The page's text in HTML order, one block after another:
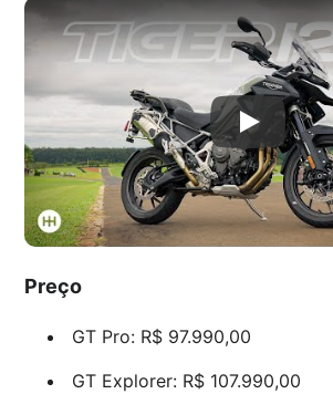
Preço
GT Pro: R$ 97.990,00
GT Explorer: R$ 107.990,00